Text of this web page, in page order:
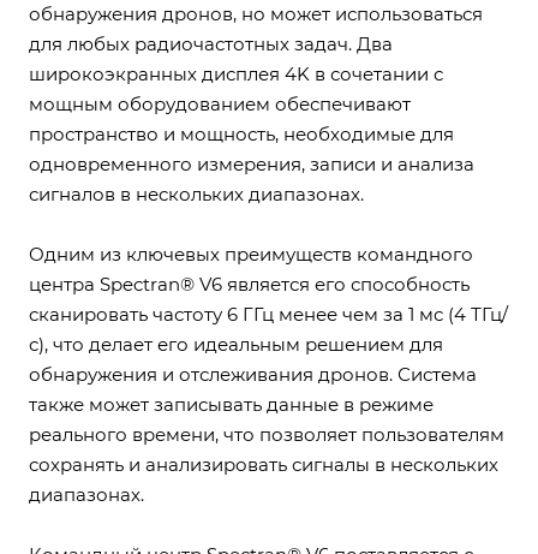
обнаружения дронов, но может использоваться
для любых радиочастотных задач. Два
широкоэкранных дисплея 4K в сочетании с
мощным оборудованием обеспечивают
пространство и мощность, необходимые для
одновременного измерения, записи и анализа
сигналов в нескольких диапазонах.
Одним из ключевых преимуществ командного
центра Spectran® V6 является его способность
сканировать частоту 6 ГГц менее чем за 1 мс (4 ТГц/
с), что делает его идеальным решением для
обнаружения и отслеживания дронов. Система
также может записывать данные в режиме
реального времени, что позволяет пользователям
сохранять и анализировать сигналы в нескольких
диапазонах.